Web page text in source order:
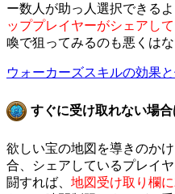
ー数人が助っ人選択できる
ッププレイヤーがシェアし
喚で狙ってみるのも悪くはな
ウォーカーズスキルの効果
すぐに受け取れない場
欲しい宝の地図を導きのか
合、シェアしているプレイ
闘すれば、 地図受け取り欄